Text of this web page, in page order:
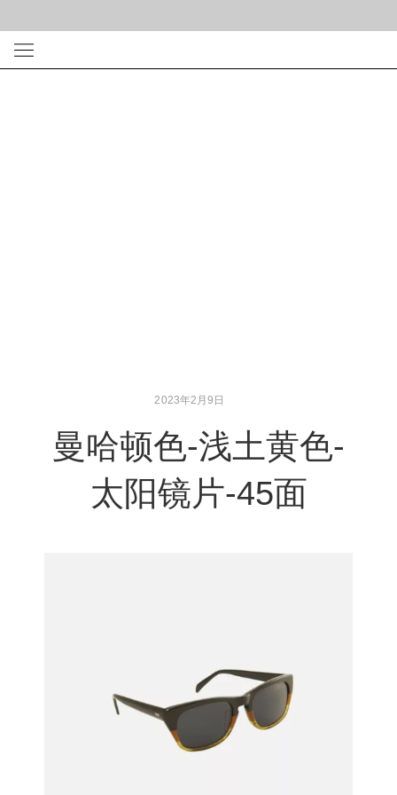
2023年2月9日
曼哈顿色-浅土黄色-
太阳镜片-45面